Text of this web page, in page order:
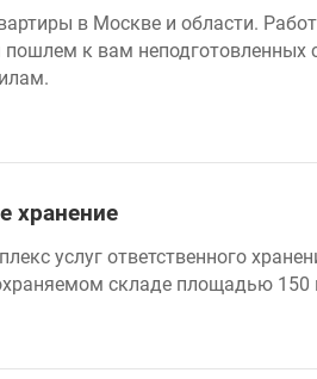
в Москве и области.
к вам неподготовленных
хранение
услуг ответственного
складе площадью 150